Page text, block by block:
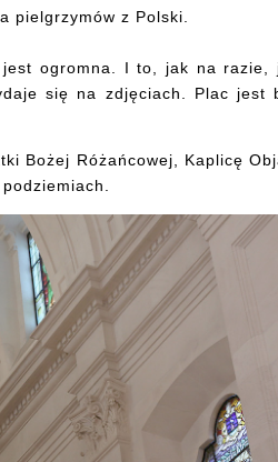
pielgrzymów z Polski.
jest ogromna. I to, jak na razie,
się na zdjęciach. Plac jest
Bożej Różańcowej, Kaplicę